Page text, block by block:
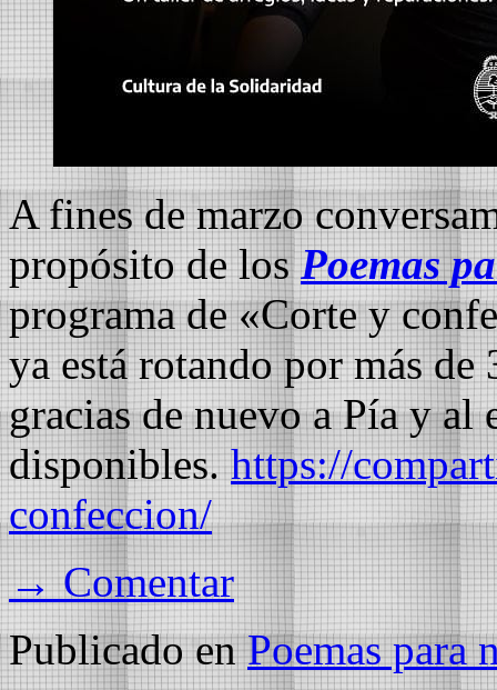
A fines de marzo
propósito de losPoemas
programa de «Corte y
ya está rotando por más
gracias de nuevo a Pía y al
disponibles.https://
confeccion/
→ Comentar
Publicado en Poemas para